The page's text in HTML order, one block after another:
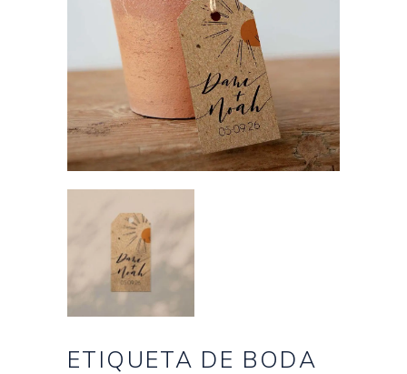
ETIQUETA DE BODA